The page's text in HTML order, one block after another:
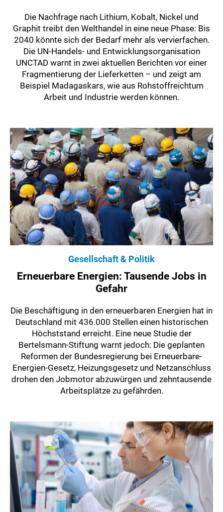
Die Nachfrage nach Lithium, Kobalt, Nickel und
Graphit treibt den Welthandel in eine neue Phase: Bis
2040 könnte sich der Bedarf mehr als vervierfachen.
Die UN-Handels- und Entwicklungsorganisation
UNCTAD warnt in zwei aktuellen Berichten vor einer
Fragmentierung der Lieferketten – und zeigt am
Beispiel Madagaskars, wie aus Rohstoffreichtum
Arbeit und Industrie werden können.
Gesellschaft & Politik
Erneuerbare Energien: Tausende Jobs in
Gefahr
Die Beschäftigung in den erneuerbaren Energien hat in
Deutschland mit 436.000 Stellen einen historischen
Höchststand erreicht. Eine neue Studie der
Bertelsmann-Stiftung warnt jedoch: Die geplanten
Reformen der Bundesregierung bei Erneuerbare-
Energien-Gesetz, Heizungsgesetz und Netzanschluss
drohen den Jobmotor abzuwürgen und zehntausende
Arbeitsplätze zu gefährden.